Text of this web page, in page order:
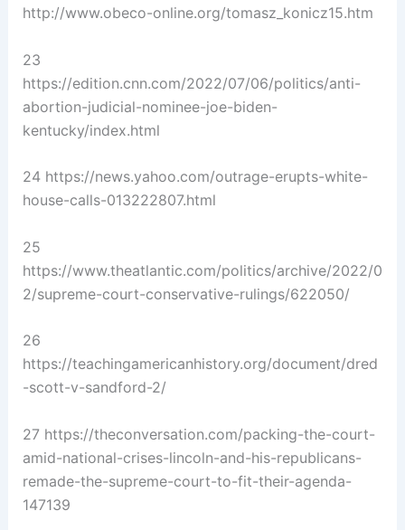
http://www.obeco-online.org/tomasz_konicz15.htm
23
https://edition.cnn.com/2022/07/06/politics/anti-
abortion-judicial-nominee-joe-biden-
kentucky/index.html
24 https://news.yahoo.com/outrage-erupts-white-
house-calls-013222807.html
25
https://www.theatlantic.com/politics/archive/2022/0
2/supreme-court-conservative-rulings/622050/
26
https://teachingamericanhistory.org/document/dred
-scott-v-sandford-2/
27 https://theconversation.com/packing-the-court-
amid-national-crises-lincoln-and-his-republicans-
remade-the-supreme-court-to-fit-their-agenda-
147139